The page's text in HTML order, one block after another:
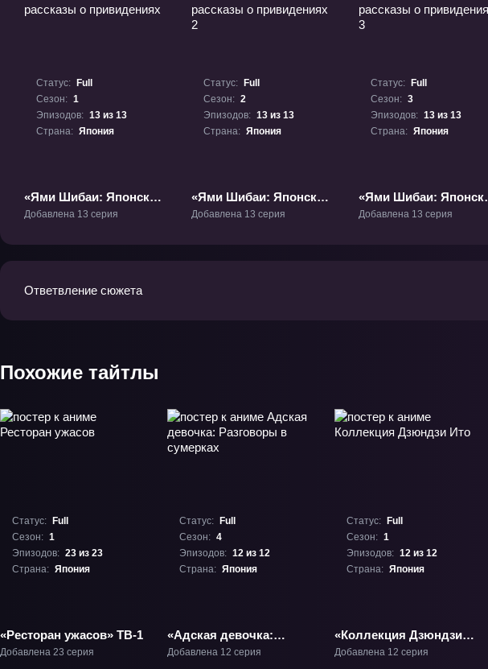
Статус:
Full
Сезон: 1
Эпизодов: 13 из 13
Страна: Япония
«Ями Шибаи: Японские
рассказы о
Добавлена 13 серия
Статус:
Full
Сезон: 2
Эпизодов: 13 из 13
Страна: Япония
«Ями Шибаи: Японские
рассказы о
Добавлена 13 серия
Статус:
Full
Сезон: 3
Эпизодов: 13 из 13
Страна: Япония
«Ями Шибаи:
рассказы о
Добавлена 13 серия
Ответвление сюжета
Похожие тайтлы
Статус:
Full
Сезон: 1
Эпизодов: 23 из 23
Страна: Япония
«Ресторан ужасов» ТВ-1
Добавлена 23 серия
Статус:
Full
Сезон: 4
Эпизодов: 12 из 12
Страна: Япония
«Адская девочка:
Разговоры в сумерках»
Добавлена 12 серия
Статус:
Full
Сезон: 1
Эпизодов: 12 из 12
Страна: Япония
«Коллекция Дзюндзи
Ито» ТВ-1
Добавлена 12 серия